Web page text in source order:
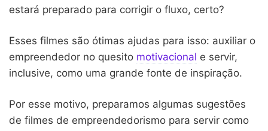
estará preparado para corrigir o fluxo, certo?
Esses filmes são ótimas ajudas para isso: auxiliar o
empreendedor no quesito motivacional e servir,
inclusive, como uma grande fonte de inspiração.
Por esse motivo, preparamos algumas sugestões
de filmes de empreendedorismo para servir como